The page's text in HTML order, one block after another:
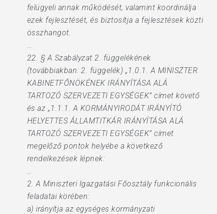
felügyeli annak működését, valamint koordinálja
ezek fejlesztését, és biztosítja a fejlesztések közti
összhangot.
…
22. § A Szabályzat 2. függelékének
(továbbiakban: 2. függelék) „1.0.1. A MINISZTER
KABINETFŐNÖKÉNEK IRÁNYÍTÁSA ALÁ
TARTOZÓ SZERVEZETI EGYSÉGEK” címet követő
és az „1.1.1. A KORMÁNYIRODÁT IRÁNYÍTÓ
HELYETTES ÁLLAMTITKÁR IRÁNYÍTÁSA ALÁ
TARTOZÓ SZERVEZETI EGYSÉGEK” címet
megelőző pontok helyébe a következő
rendelkezések lépnek:
…
2. A Miniszteri Igazgatási Főosztály funkcionális
feladatai körében:
a) irányítja az egységes kormányzati